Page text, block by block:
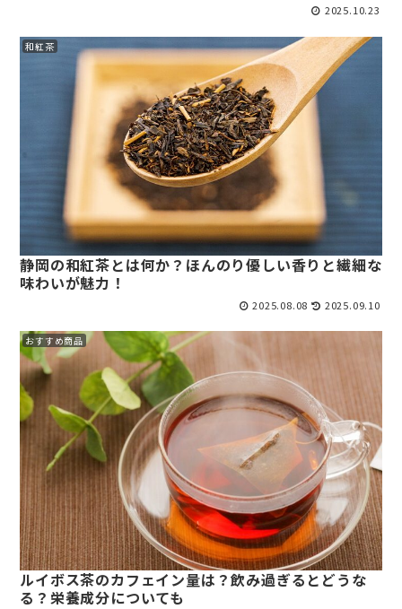
2025.10.23
和紅茶
静岡の和紅茶とは何か？ほんのり優しい香りと繊細な
味わいが魅力！
2025.08.08 2025.09.10
おすすめ商品
ルイボス茶のカフェイン量は？飲み過ぎるとどうな
る？栄養成分についても